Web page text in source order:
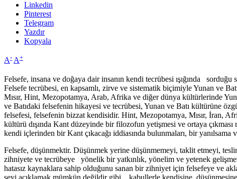
Linkedin
Pinterest
Telegram
Yazdır
Kopyala
A- A+
Felsefe, insana ve doğaya dair insanın kendi tecrübesi ışığında
Felsefe tecrübesi, en kapsamlı, zirve ve sistematik biçimiyle Yunan ve
Mısır, Hint, Mezopotamya, Arab, Afrika ve diğer dünya kültürlerinde
ve Batıdaki felsefenin hikayesi ve tecrübesi, Yunan ve Batı kültürüne
felsefesi, felsefenin bizzat kendisidir. Hint, Mezopotamya, Mısır, İran,
kültürü dışında Kant düzeyinde bir filozofun yetişmesi ve ortaya
kendi içlerinden bir Kant çıkacağı iddiasında bulunmaları, bir yanılsama
Felsefe, düşünmektir. Düşünmek yerine düşünmemeyi, taklit etmeyi,
zihniyete ve tecrübeye yönelik bir yatkınlık, yönelim ve yetenek
hatasız kaynaklara sahip olduğunu sanan bir zihniyet için felsefeye ve